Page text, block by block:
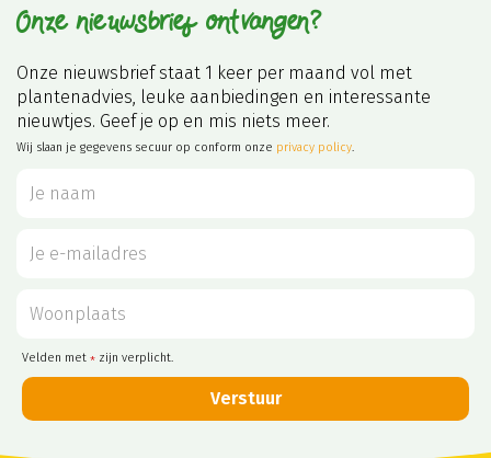
Onze nieuwsbrief ontvangen?
Onze nieuwsbrief staat 1 keer per maand vol met
plantenadvies, leuke aanbiedingen en interessante
nieuwtjes. Geef je op en mis niets meer.
Wij slaan je gegevens secuur op conform onze privacy policy.
Velden met * zijn verplicht.